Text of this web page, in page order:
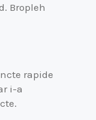
Bropleh
rapide
i-a